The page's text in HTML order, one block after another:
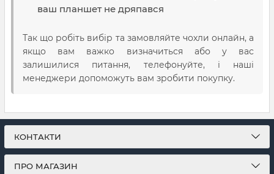
ваш планшет не дряпався
Так що робіть вибір та замовляйте чохли онлайн, а
якщо вам важко визначиться або у вас
залишилися питання, телефонуйте, і наші
менеджери допоможуть вам зробити покупку.
КОНТАКТИ
ПРО МАГАЗИН